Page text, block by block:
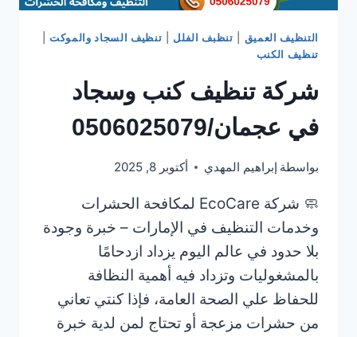
التنظيف العميق تنظبف الفلل تنظيف السجاد والموكت|
تنظيف الكنب
شركة تنظيف كنب وسجاد
في عجمان/0506025079
بواسطة إبراهيم المهدي أكتوبر 8, 2025
🧼 شركة EcoCare لمكافحة الحشرات
وخدمات التنظيف في الإمارات – خبرة وجودة
بلا حدود في عالم اليوم يزداد ازدحامًا
بالمشغوليات وتزداد فيه أهمية النظافة
للحفاظ علي الصحة العامة، فإذا كنتي تعاني
من حشرات مزعجة أو تحتاج لمن لدية خبرة